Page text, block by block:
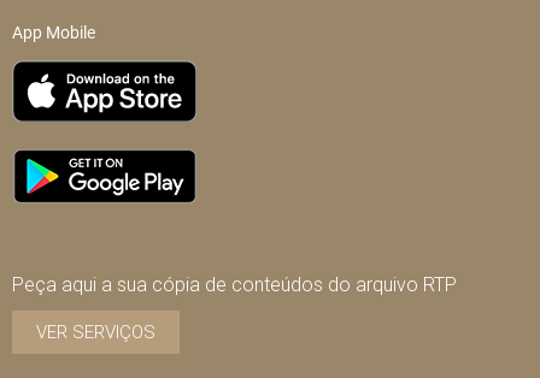
App Mobile
Peça aqui a sua cópia de conteúdos do arquivo RTP
VER SERVIÇOS